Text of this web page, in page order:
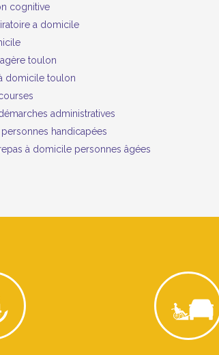
cognitive
a domicile
toulon
domicile toulon
administratives
handicapées
à domicile personnes âgées